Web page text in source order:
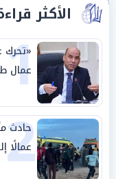
الأكثر1
«تحرك
عمال
2
حادث
عمالًا إلى